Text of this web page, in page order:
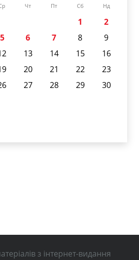
Чт Пт Сб Нд
1
2
5 6 7 8
9
13 14 15
16
20 21 22
23
27 28 29
30
з інтернет-видання